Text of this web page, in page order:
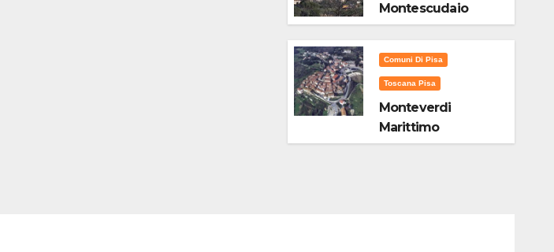
Montescudaio
Comuni Di Pisa
Toscana Pisa
Monteverdi
Marittimo